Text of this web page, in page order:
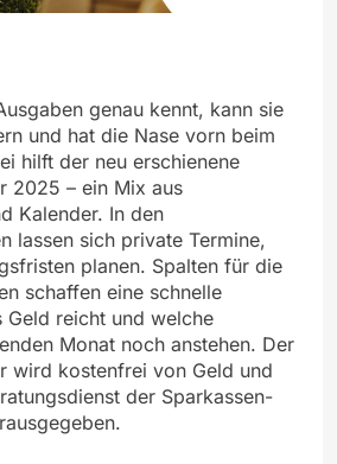
genau kennt, kann sie
und hat die Nase vorn beim
hilft der neu erschienene
2025 – ein Mix aus
Kalender. In den
lassen sich private Termine,
planen. Spalten für die
schaffen eine schnelle
Geld reicht und welche
Monat noch anstehen. Der
wird kostenfrei von Geld und
der Sparkassen-